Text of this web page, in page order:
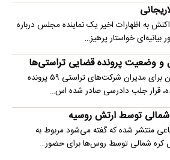
به اظهارات اخیر یک نماینده مجلس درباره
خواستار پرهیز…
و وضعیت پرونده قضایی تراستی‌ها
دادستان تهران گفت: تاکنون برای مدیران شرکت‌های تراستی ۵۹ پرونده
شمالی توسط ارتش روسیه
منتشر شده که گفته می‌شود مربوط به
کره شمالی توسط روس‌ها برای حضور…